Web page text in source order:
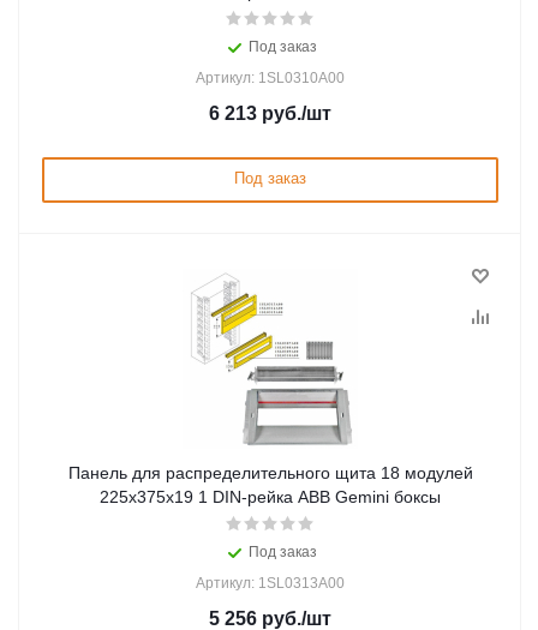
Под заказ
Артикул: 1SL0310A00
6 213 руб./шт
Под заказ
Панель для распределительного щита 18 модулей
225x375x19 1 DIN-рейка ABB Gemini боксы
Под заказ
Артикул: 1SL0313A00
5 256 руб./шт